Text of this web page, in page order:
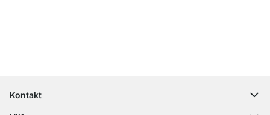
Kontakt
contact@regalraum.com